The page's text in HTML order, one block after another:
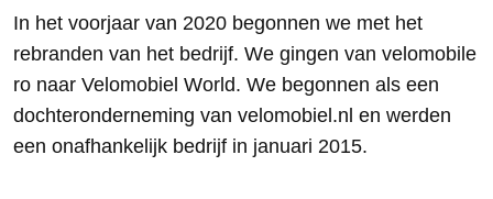
In het voorjaar van 2020 begonnen we met het
rebranden van het bedrijf. We gingen van velomobile
ro naar Velomobiel World. We begonnen als een
dochteronderneming van velomobiel.nl en werden
een onafhankelijk bedrijf in januari 2015.